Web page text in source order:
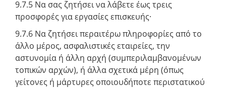
9.7.5 Να σας ζητήσει να λάβετε έως τρεις
προσφορές για εργασίες επισκευής·
9.7.6 Να ζητήσει περαιτέρω πληροφορίες από το
άλλο μέρος, ασφαλιστικές εταιρείες, την
αστυνομία ή άλλη αρχή (συμπεριλαμβανομένων
τοπικών αρχών), ή άλλα σχετικά μέρη (όπως
γείτονες ή μάρτυρες οποιουδήποτε περιστατικού